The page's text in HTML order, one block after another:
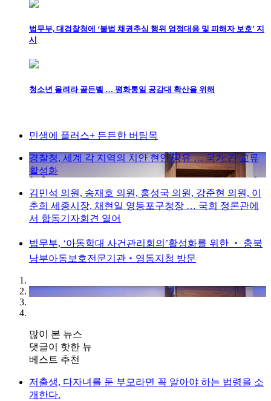
법무부, 대검찰청에 ‘불법 채권추심 행위 엄정대응 및 피해자 보호’ 지
시
청소년 울려라 골든벨 … 평화통일 공감대 확산을 위해
민생에 플러스+ 든든한 버팀목
경찰청, 세계 각 지역의 치안 현안 공유 … 국가 간 교류
활성화
김민석 의원, 송재호 의원, 홍성국 의원, 강준현 의원, 이
춘희 세종시장, 채현일 영등포구청장 … 국회 정론관에
서 합동기자회견 열어
법무부, ‘아동학대 사건관리회의’활성화를 위한 ‧ 충북
남부아동보호전문기관‧영동지청 방문
많이 본 뉴스
댓글이 핫한 뉴
베스트 추천
저출생, 다자녀를 둔 부모라면 꼭 알아야 하는 법령을 소
개한다.